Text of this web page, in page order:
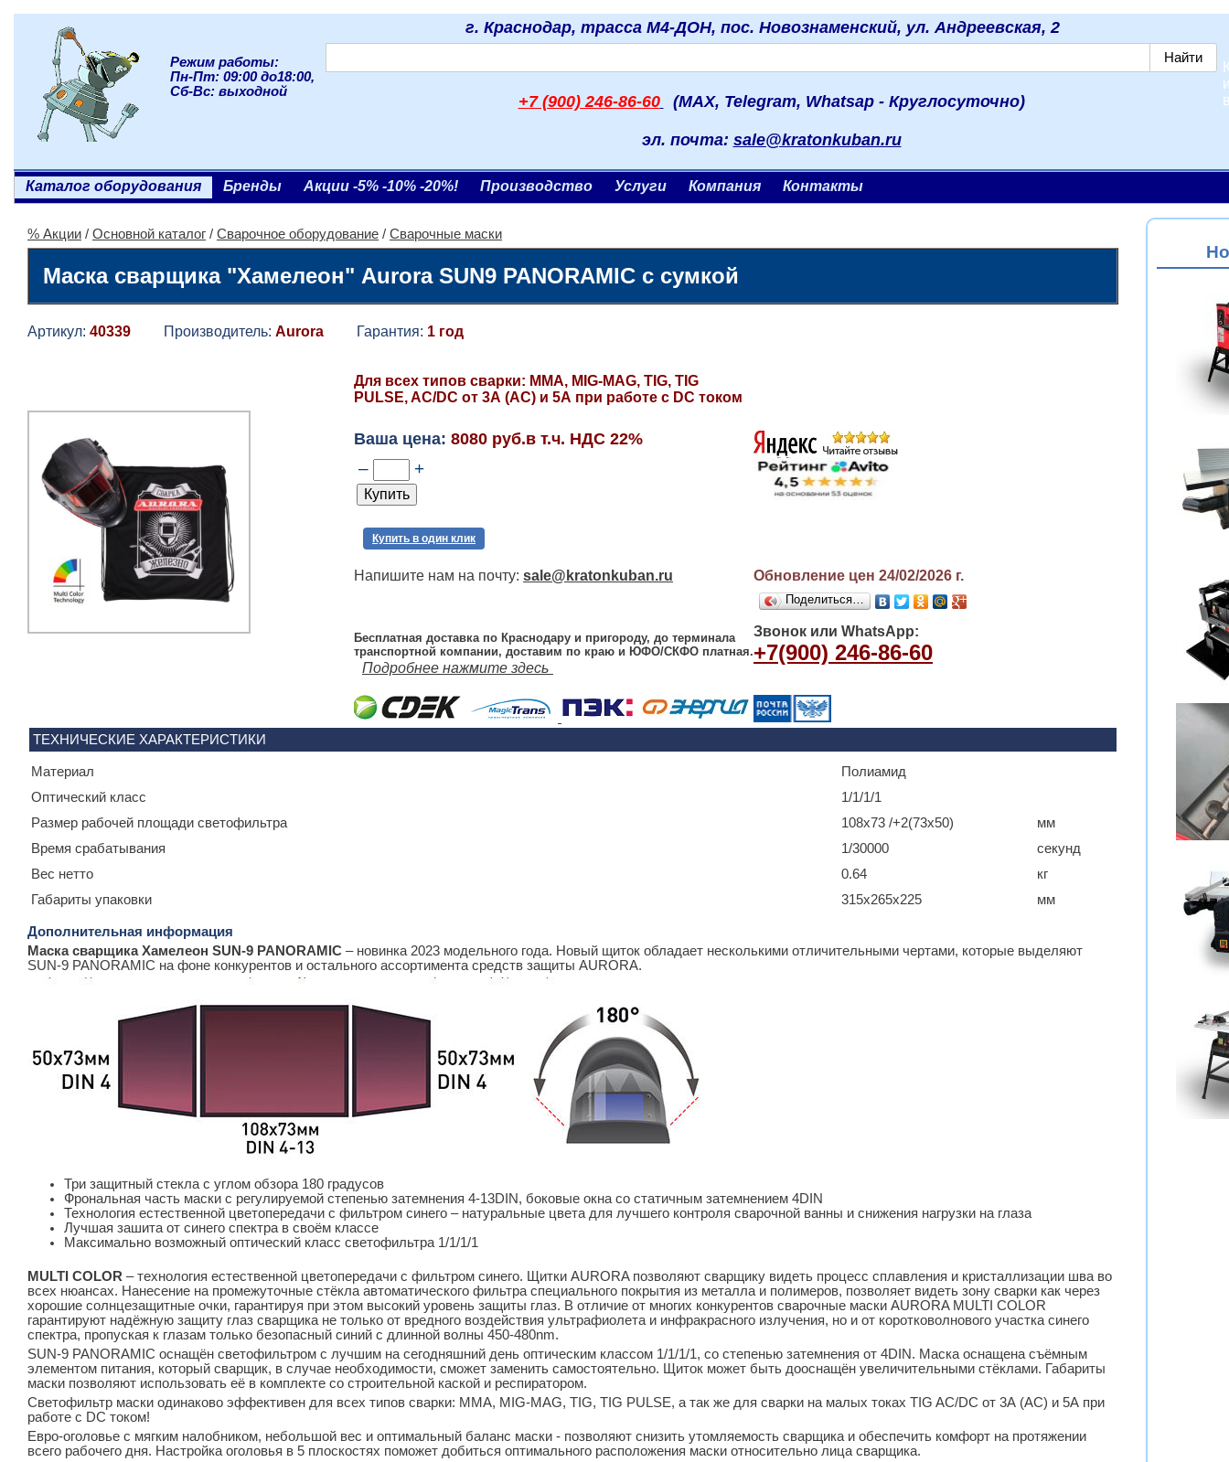
Режим работы:
Пн-Пт: 09:00 до18:00,
Сб-Вс: выходной
г. Краснодар, трасса М4-ДОН, пос. Новознаменский, ул. Андреевская, 2
+7 (900) 246-86-60 (MAX, Telegram, Whatsap - Круглосуточно)
эл. почта: sale@kratonkuban.ru
Каталог оборудования Бренды Акции -5% -10% -20%! Производство Услуги Компания Контакты
% Акции / Основной каталог / Сварочное оборудование / Сварочные маски
Маска сварщика "Хамелеон" Aurora SUN9 PANORAMIC с сумкой
Артикул: 40339 Производитель: Aurora Гарантия: 1 год
Для всех типов сварки: MMA, MIG-MAG, TIG, TIG
PULSE, AC/DC от 3А (AC) и 5А при работе с DC током
Ваша цена: 8080 руб.в т.ч. НДС 22%
– +
Купить в один клик
Напишите нам на почту: sale@kratonkuban.ru Обновление цен 24/02/2026 г.
Поделиться…
Бесплатная доставка по Краснодару и пригороду, до терминала
транспортной компании, доставим по краю и ЮФО/СКФО платная.
Подробнее нажмите здесь
Звонок или WhatsApp:
+7(900) 246-86-60
ТЕХНИЧЕСКИЕ ХАРАКТЕРИСТИКИ
Материал
Полиамид
Оптический класс
1/1/1/1
Размер рабочей площади светофильтра
108х73 /+2(73х50)
мм
Время срабатывания
1/30000
секунд
Вес нетто
0.64
кг
Габариты упаковки
315х265х225 мм
Дополнительная информация
Маска сварщика Хамелеон SUN-9 PANORAMIC – новинка 2023 модельного года. Новый щиток обладает несколькими отличительными чертами, которые выделяют
SUN-9 PANORAMIC на фоне конкурентов и остального ассортимента средств защиты AURORA.
Три защитный стекла с углом обзора 180 градусов
Фрональная часть маски с регулируемой степенью затемнения 4-13DIN, боковые окна со статичным затемнением 4DIN
Технология естественной цветопередачи с фильтром синего – натуральные цвета для лучшего контроля сварочной ванны и снижения нагрузки на глаза
Лучшая зашита от синего спектра в своём классе
Максимально возможный оптический класс светофильтра 1/1/1/1
MULTI COLOR – технология естественной цветопередачи с фильтром синего. Щитки AURORA позволяют сварщику видеть процесс сплавления и кристаллизации шва во
всех нюансах. Нанесение на промежуточные стёкла автоматического фильтра специального покрытия из металла и полимеров, позволяет видеть зону сварки как через
хорошие солнцезащитные очки, гарантируя при этом высокий уровень защиты глаз. В отличие от многих конкурентов сварочные маски AURORA MULTI COLOR
гарантируют надёжную защиту глаз сварщика не только от вредного воздействия ультрафиолета и инфракрасного излучения, но и от коротковолнового участка синего
спектра, пропуская к глазам только безопасный синий с длинной волны 450-480nm.
SUN-9 PANORAMIC оснащён светофильтром с лучшим на сегодняшний день оптическим классом 1/1/1/1, со степенью затемнения от 4DIN. Маска оснащена съёмным
элементом питания, который сварщик, в случае необходимости, сможет заменить самостоятельно. Щиток может быть дооснащён увеличительными стёклами. Габариты
маски позволяют использовать её в комплекте со строительной каской и респиратором.
Светофильтр маски одинаково эффективен для всех типов сварки: MMA, MIG-MAG, TIG, TIG PULSE, а так же для сварки на малых токах TIG AC/DC от 3А (AC) и 5А при
работе с DC током!
Евро-оголовье с мягким налобником, небольшой вес и оптимальный баланс маски - позволяют снизить утомляемость сварщика и обеспечить комфорт на протяжении
всего рабочего дня. Настройка оголовья в 5 плоскостях поможет добиться оптимального расположения маски относительно лица сварщика.